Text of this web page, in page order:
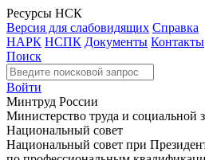
Ресурсы НСК
Версия для слабовидящих Справка
НАРК НСПК Документы Контакты
Поиск
Войти
Минтруд России
Министерство труда и
Национальный совет
Национальный совет при